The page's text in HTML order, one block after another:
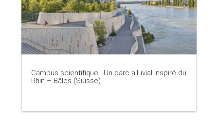
Campus scientifique : Un parc alluvial inspiré du
Rhin – Bâles (Suisse)